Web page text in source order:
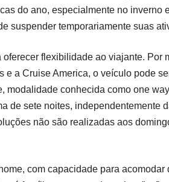
do ano, especialmente no inverno
suspender temporariamente suas
flexibilidade ao viajante. Por
e a Cruise America, o veículo pode
modalidade conhecida como one
de sete noites, independentemente
não são realizadas aos
com capacidade para acomodar